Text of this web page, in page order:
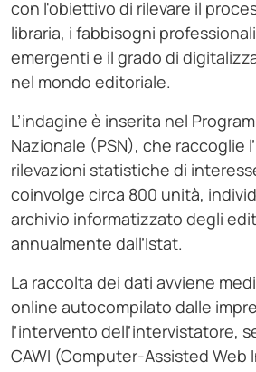
con l'obiettivo di rilevare il
libraria, i fabbisogni
emergenti e il grado di
nel mondo editoriale.
L’indagine è inserita nel
Nazionale (PSN), che raccoglie
rilevazioni statistiche di
coinvolge circa 800 unità,
archivio informatizzato degli
annualmente dall’Istat.
La raccolta dei dati avviene
online autocompilato dalle
l’intervento dell’intervistatore,
CAWI (Computer-Assisted Web